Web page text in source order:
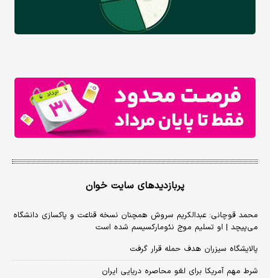
پربازدیدهای سایت خوان
محمد قوچانی: عبدالکریم سروش همچنان نسخه قناعت و پاکسازی دانشگاه
می‌پیچد | او تسلیم موج نئومارکسیسم شده است
پالایشگاه سیزران هدف حمله قرار گرفت
شرط مهم آمریکا برای لغو محاصره دریایی ایران